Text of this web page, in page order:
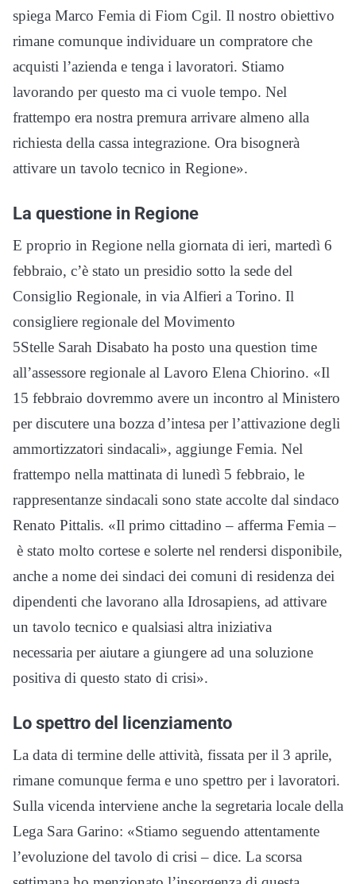
spiega Marco Femia di Fiom Cgil. Il nostro obiettivo
rimane comunque individuare un compratore che
acquisti l’azienda e tenga i lavoratori. Stiamo
lavorando per questo ma ci vuole tempo. Nel
frattempo era nostra premura arrivare almeno alla
richiesta della cassa integrazione. Ora bisognerà
attivare un tavolo tecnico in Regione».
La questione in Regione
E proprio in Regione nella giornata di ieri, martedì 6
febbraio, c’è stato un presidio sotto la sede del
Consiglio Regionale, in via Alfieri a Torino. Il
consigliere regionale del Movimento
5Stelle Sarah Disabato ha posto una question time
all’assessore regionale al Lavoro Elena Chiorino. «Il
15 febbraio dovremmo avere un incontro al Ministero
per discutere una bozza d’intesa per l’attivazione degli
ammortizzatori sindacali», aggiunge Femia. Nel
frattempo nella mattinata di lunedì 5 febbraio, le
rappresentanze sindacali sono state accolte dal sindaco
Renato Pittalis. «Il primo cittadino – afferma Femia –
è stato molto cortese e solerte nel rendersi disponibile,
anche a nome dei sindaci dei comuni di residenza dei
dipendenti che lavorano alla Idrosapiens, ad attivare
un tavolo tecnico e qualsiasi altra iniziativa
necessaria per aiutare a giungere ad una soluzione
positiva di questo stato di crisi».
Lo spettro del licenziamento
La data di termine delle attività, fissata per il 3 aprile,
rimane comunque ferma e uno spettro per i lavoratori.
Sulla vicenda interviene anche la segretaria locale della
Lega Sara Garino: «Stiamo seguendo attentamente
l’evoluzione del tavolo di crisi – dice. La scorsa